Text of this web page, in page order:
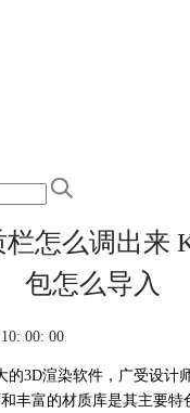
栏怎么调出来
包怎么导入
00: 00
的3D渲染软件，广受设计
丰富的材质库是其主要特